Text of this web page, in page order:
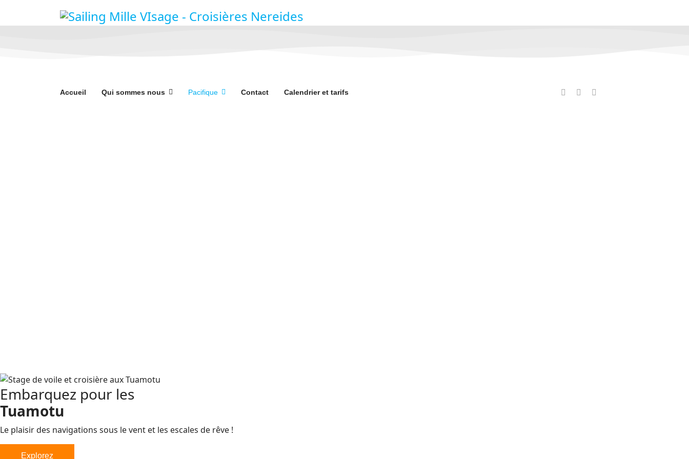
Accueil Qui sommes nous Pacifique Contact Calendrier et tarifs
Embarquez pour les
Tuamotu
Le plaisir des navigations sous le vent et les escales de rêve !
Explorez